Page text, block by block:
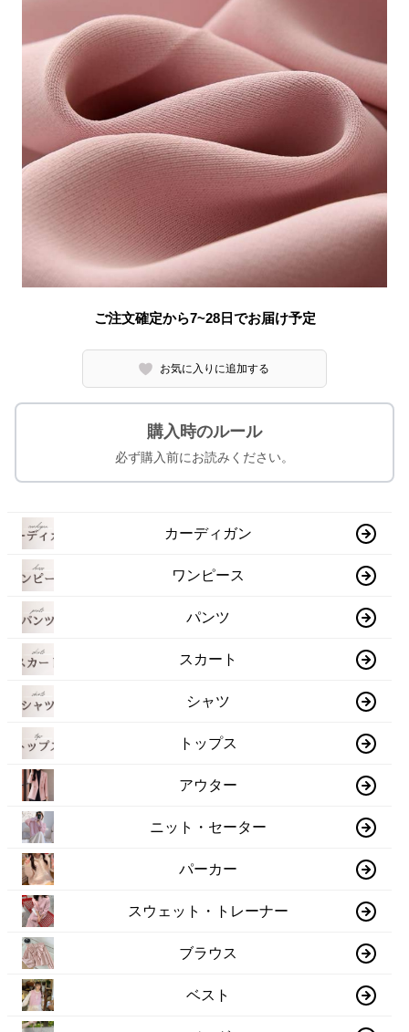
ご注文確定から7~28日でお届け予定
お気に入りに追加する
購入時のルール
必ず購入前にお読みください。
カーディガン
ワンピース
パンツ
スカート
シャツ
トップス
アウター
ニット・セーター
パーカー
スウェット・トレーナー
ブラウス
ベスト